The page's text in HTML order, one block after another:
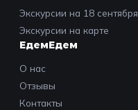
Экскурсии на 18 сентября
Экскурсии на карте
ЕдемЕдем
О нас
Отзывы
Контакты